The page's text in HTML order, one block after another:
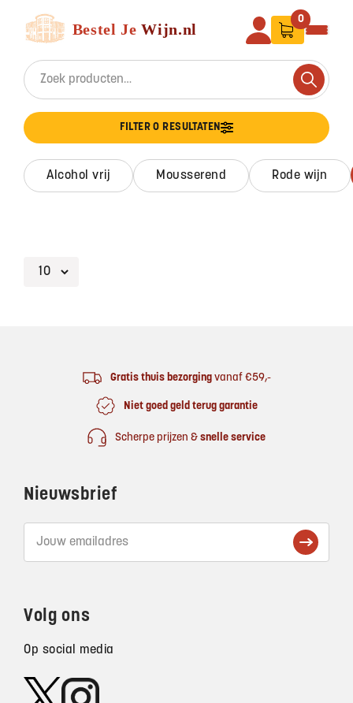
Search for:
Search
0
FILTER 0 RESULTATEN
alcohol vrij mousserend rode wijn
Gratis thuis bezorgingvanaf €59,-
Niet goed geld terug garantie
Scherpe prijzen & snelle service
Nieuwsbrief
Volg ons
Op social media